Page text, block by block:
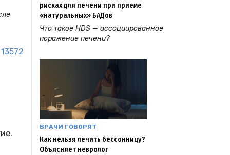
13572
рисках для печени при приеме
«натуральных» БАДов
Что такое HDS — ассоциированное
поражение печени?
ВРАЧИ ГОВОРЯТ
Как нельзя лечить бессонницу?
Объясняет невролог